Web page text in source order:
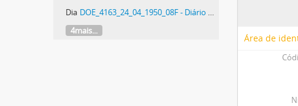
Dia DOE_4163_24_04_1950_08F - Diário Oficial do Estado de Santa Catarina. Ano 17. N° 4163 de 24/04/1950
4mais...
Área de